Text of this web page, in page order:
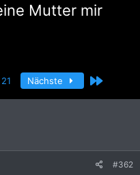
Mutter mir
Nächste Letzte
#362